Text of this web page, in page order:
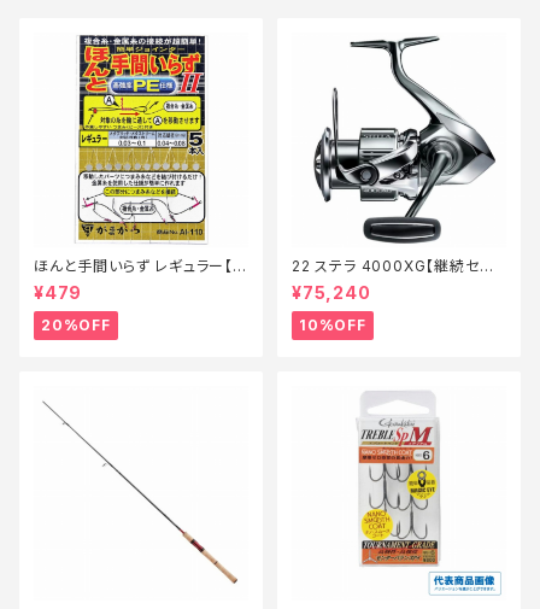
ほんと手間いらず レギュラー【特
価仕掛】【20】
¥479
20%OFF
22 ステラ 4000XG【継続セー
ル_リール】【10】
¥75,240
10%OFF